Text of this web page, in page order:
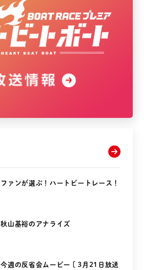
ファンが選ぶ！ハートビートレース！
秋山基裕のアナライズ
今週の反省会ムービー [ 3月21日放送